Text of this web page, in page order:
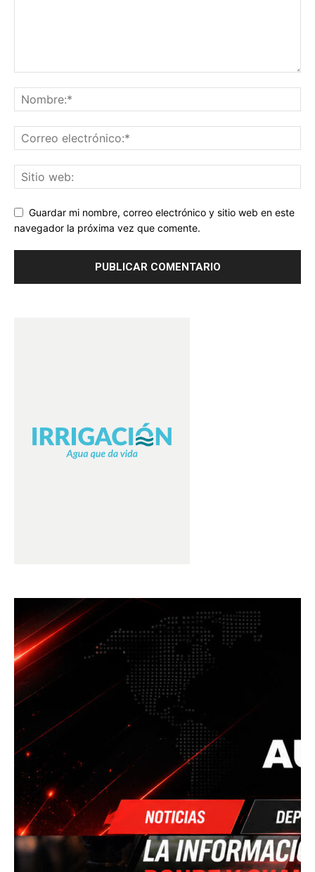
Guardar mi nombre, correo electrónico y sitio web en este
navegador la próxima vez que comente.